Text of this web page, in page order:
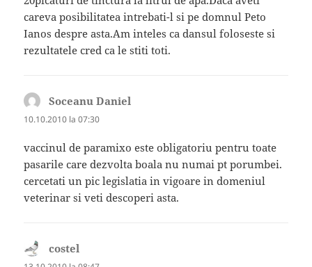
careva posibilitatea intrebati-l si pe domnul Peto
Ianos despre asta.Am inteles ca dansul foloseste si
rezultatele cred ca le stiti toti.
Soceanu Daniel
10.10.2010 la 07:30
vaccinul de paramixo este obligatoriu pentru toate
pasarile care dezvolta boala nu numai pt porumbei.
cercetati un pic legislatia in vigoare in domeniul
veterinar si veti descoperi asta.
costel